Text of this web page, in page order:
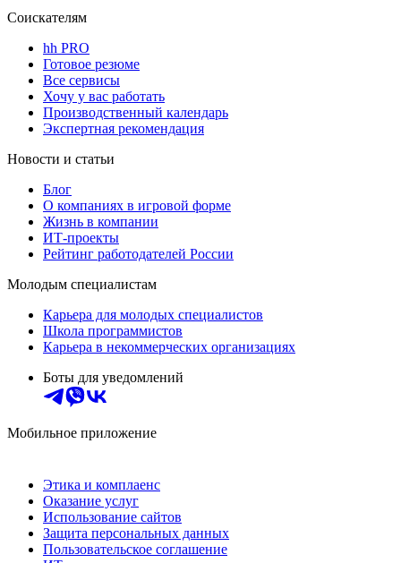
Соискателям
hh PRO
Готовое резюме
Все сервисы
Хочу у вас работать
Производственный календарь
Экспертная рекомендация
Новости и статьи
Блог
О компаниях в игровой форме
Жизнь в компании
ИТ-проекты
Рейтинг работодателей России
Молодым специалистам
Карьера для молодых специалистов
Школа программистов
Карьера в некоммерческих организациях
Боты для уведомлений
Мобильное приложение
Этика и комплаенс
Оказание услуг
Использование сайтов
Защита персональных данных
Пользовательское соглашение